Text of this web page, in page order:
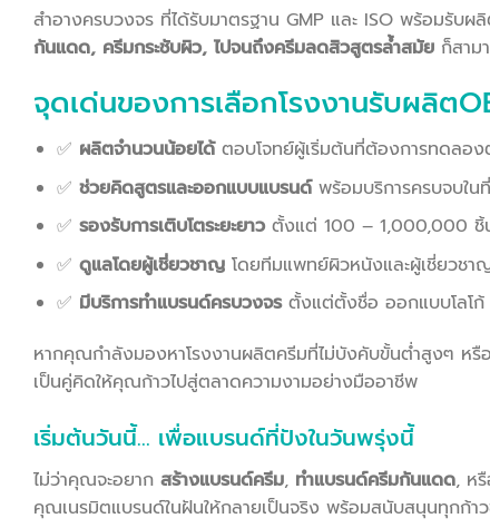
สำอางครบวงจร ที่ได้รับมาตรฐาน GMP และ ISO พร้อมรับผ
กันแดด, ครีมกระชับผิว, ไปจนถึงครีมลดสิวสูตรล้ำสมัย ก็สาม
จุดเด่นของการเลือกโรงงานรับผลิต
✅ ผลิตจำนวนน้อยได้ตอบโจทย์ผู้เริ่มต้นที่ต้องการทดลอง
✅ ช่วยคิดสูตรและออกแบบแบรนด์พร้อมบริการครบจบใน
✅ รองรับการเติบโตระยะยาวตั้งแต่ 100 – 1,000,000 ชิ้
✅ ดูแลโดยผู้เชี่ยวชาญโดยทีมแพทย์ผิวหนังและผู้เชี่ยวชา
✅ มีบริการทำแบรนด์ครบวงจรตั้งแต่ตั้งชื่อ ออกแบบโลโ
หากคุณกำลังมองหาโรงงานผลิตครีมที่ไม่บังคับขั้นต่ำสูงๆ ห
เป็นคู่คิดให้คุณก้าวไปสู่ตลาดความงามอย่างมืออาชีพ
เริ่มต้นวันนี้… เพื่อแบรนด์ที่ปังในวันพรุ่งนี้
ไม่ว่าคุณจะอยาก สร้างแบรนด์ครีม, ทำแบรนด์ครีมกันแดด, ห
คุณเนรมิตแบรนด์ในฝันให้กลายเป็นจริง พร้อมสนับสนุนทุกก้า